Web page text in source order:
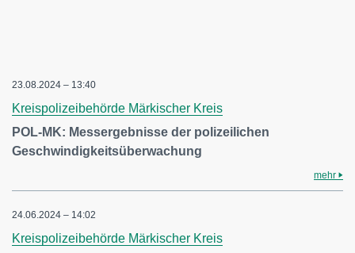
23.08.2024 – 13:40
Kreispolizeibehörde Märkischer Kreis
POL-MK: Messergebnisse der polizeilichen
Geschwindigkeitsüberwachung
mehr
24.06.2024 – 14:02
Kreispolizeibehörde Märkischer Kreis